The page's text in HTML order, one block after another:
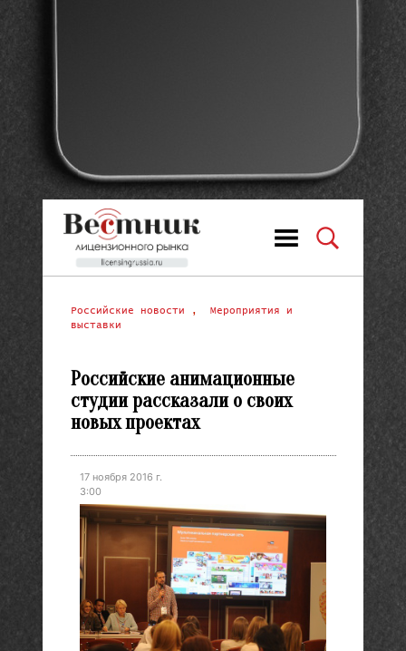
Российские новости , Мероприятия и
выставки
Российские анимационные
студии рассказали о своих
новых проектах
17 ноября 2016 г.
3:00